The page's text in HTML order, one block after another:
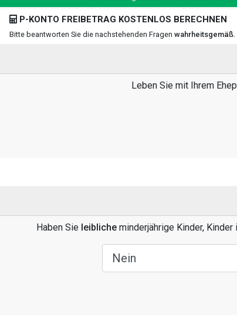
P-KONTO FREIBETRAG KOSTENLOS BERECHNEN
Bitte beantworten Sie die nachstehenden Fragen wahrheitsgemäß
Leben Sie mit Ihrem
Haben Sie leiblicheminderjährige Kinder, Kinder